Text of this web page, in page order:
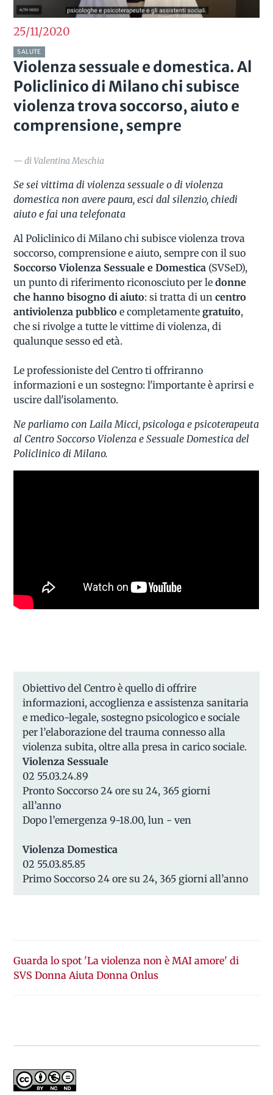
25/112020
SALUTE
Violenza sessuale e domestica. Al
Policlinico di Milano chi subisce
violenza trova soccorso, aiuto e
comprensione, sempre
— di Valentina Meschia
Se sei vittima di violenza sessuale o di violenza
domestica non avere paura, esci dal silenzio, chiedi
aiuto e fai una telefonata
Al Policlinico di Milano chi subisce violenza trova
soccorso, comprensione e aiuto, sempre con il suo
Soccorso Violenza Sessuale e Domestica (SVSeD),
un punto di riferimento riconosciuto per ledonne
che hanno bisogno di aiuto: si tratta di uncentro
antiviolenza pubblico e completamentegratuito,
che si rivolge a tutte le vittime di violenza, di
qualunque sesso ed età.
Le professioniste del Centro ti offriranno
informazioni e un sostegno: l'importante è aprirsi e
uscire dall'isolamento.
Ne parliamo con Laila Micci, psicologa e psicoterapeuta
al Centro Soccorso Violenza e Sessuale Domestica del
Policlinico di Milano.
Obiettivo del Centro è quello di offrire
informazioni, accoglienza e assistenza sanitaria
e medico-legale, sostegno psicologico e sociale
per l’elaborazione del trauma connesso alla
violenza subita, oltre alla presa in carico sociale.
Violenza Sessuale
02 55.03.24.89
Pronto Soccorso 24 ore su 24, 365 giorni
all’anno
Dopo l’emergenza 9-18.00, lun - ven
Violenza Domestica
02 55.03.85.85
Primo Soccorso 24 ore su 24, 365 giorni all’anno
Guarda lo spot 'La violenza non è MAI amore' di
SVS Donna Aiuta Donna Onlus